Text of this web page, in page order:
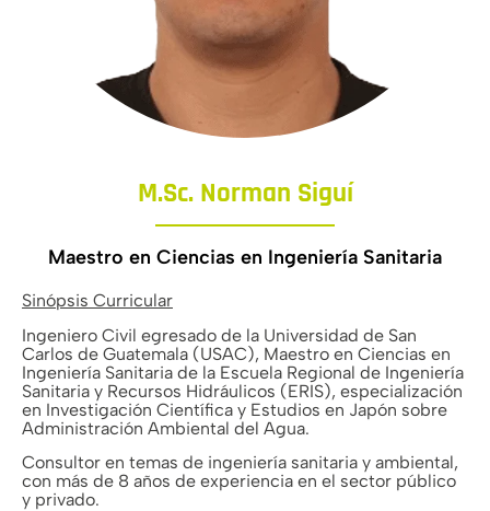
M.Sc. Norman Siguí
Maestro en Ciencias en Ingeniería Sanitaria
Sinópsis Curricular
Ingeniero Civil egresado de la Universidad de San
Carlos de Guatemala (USAC), Maestro en Ciencias en
Ingeniería Sanitaria de la Escuela Regional de Ingeniería
Sanitaria y Recursos Hidráulicos (ERIS), especialización
en Investigación Científica y Estudios en Japón sobre
Administración Ambiental del Agua.
Consultor en temas de ingeniería sanitaria y ambiental,
con más de 8 años de experiencia en el sector público
y privado.